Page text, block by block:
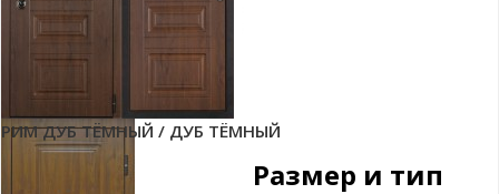
РИМ ДУБ ТЁМНЫЙ / ДУБ ТЁМНЫЙ
Размер и тип